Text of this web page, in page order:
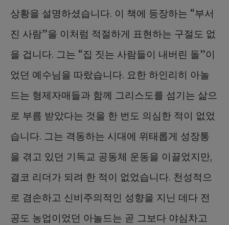
상황을 설명하셨습니다. 이 책에 등장하는 “부서
진 사람”을 이처럼 적절하게 표현하는 구절도 없
을 겁니다. 그는 “집 짓는 사람들이 내버린 돌”이
었던 예수님을 따랐습니다. 요한 하인리히 아놀
드는 형제자매들과 함께 그리스도를 섬기는 삶으
로 부름 받았다는 것을 한 번도 의심한 적이 없었
습니다. 그는 격동하는 시대에 위태롭게 성장통
을 겪고 있던 기독교 공동체 운동을 이끌었지만,
결코 리더가 되려 한 적이 없었습니다. 천성적으
로 겸손하고 신비주의적인 성향을 지닌 데다 전
공도 농업이었던 아놀드는 곧 그보다 야심차고